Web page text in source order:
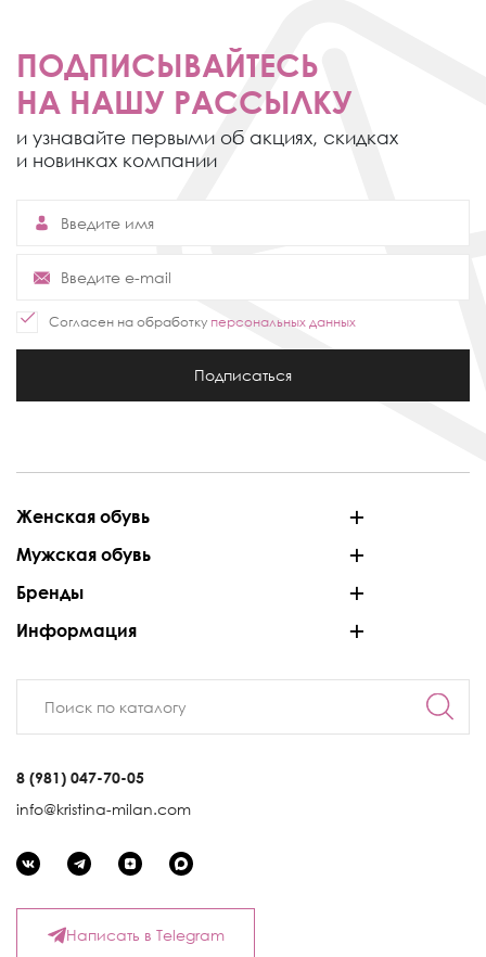
ПОДПИСЫВАЙТЕСЬ
НА НАШУ РАССЫЛКУ
и узнавайте первыми об акциях, скидках
и новинках компании
Согласен на обработку персональных данных
Подписаться
Женская обувь
Мужская обувь
Бренды
Информация
8 (981) 047-70-05
info@kristina-milan.com
Написать в Telegram